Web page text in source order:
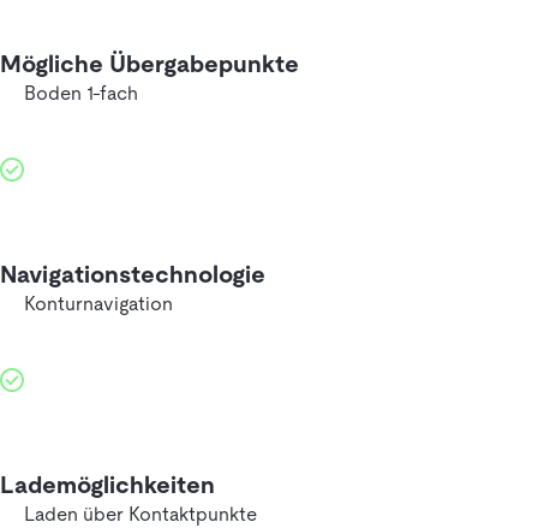
Mögliche Übergabepunkte
Boden 1-fach
Navigationstechnologie
Konturnavigation
Lademöglichkeiten
Laden über Kontaktpunkte